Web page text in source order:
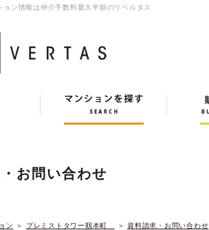
ョン情報は仲介手数料最大半額のリベルタス
お問い合わせ
ン ＞ プレミストタワー靱本町 ＞ 資料請求・お問い合わせ